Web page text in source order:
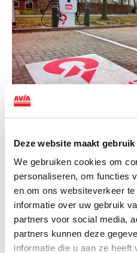
Deze website maakt
We gebruiken cookies om
personaliseren, om functies
en om ons websiteverkeer
informatie over uw gebruik
partners voor social media,
partners kunnen deze
informatie die u aan ze
NIEUWS
AVIA VOLT en
landelijke uitrol van
AVIA VOLT en Fletcher
van DC-
Lees verder